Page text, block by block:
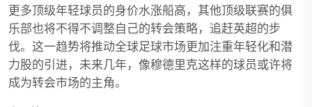
更多顶级年轻球员的身价水涨船高，其他顶级联赛的俱
乐部也将不得不调整自己的转会策略，追赶英超的步
伐。这一趋势将推动全球足球市场更加注重年轻化和潜
力股的引进，未来几年，像穆德里克这样的球员或许将
成为转会市场的主角。